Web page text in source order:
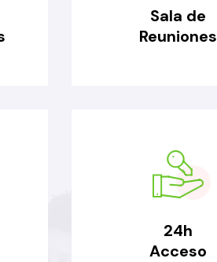
Sala de
Reuniones
24h
Acceso